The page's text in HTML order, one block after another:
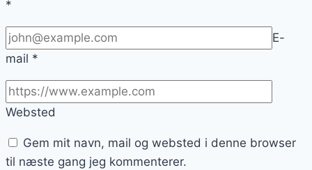
*
E-
mail *
Websted
Gem mit navn, mail og websted i denne browser
til næste gang jeg kommenterer.